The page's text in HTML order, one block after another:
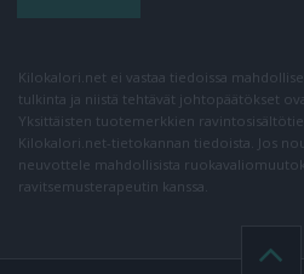
Kilokalori.net ei vastaa tiedoissa
tulkinta ja niistä tehtävät johtopäätökset
Yksittäisten tuotemerkkien
Kilokalori.net-tietokannan tiedoista. Jos
neuvottele mahdollisista
ravitsemusterapeutin kanssa.